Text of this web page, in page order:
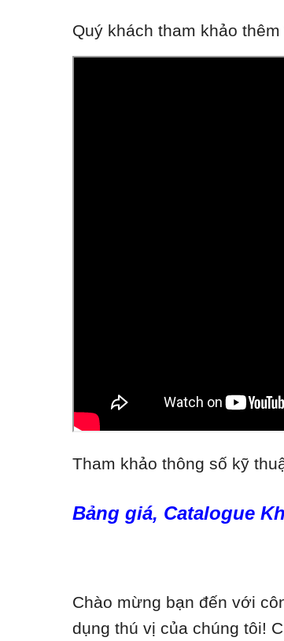
Quý khách tham khảo
Tham khảo thông số kỹ
Bảng giá, Catalogue
Chào mừng bạn đến với
dụng thú vị của chúng tôi!